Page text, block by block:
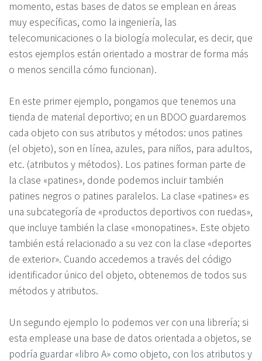
momento, estas bases de datos se emplean en áreas
muy específicas, como la ingeniería, las
telecomunicaciones o la biología molecular, es decir, que
estos ejemplos están orientado a mostrar de forma más
o menos sencilla cómo funcionan).
En este primer ejemplo, pongamos que tenemos una
tienda de material deportivo; en un BDOO guardaremos
cada objeto con sus atributos y métodos: unos patines
(el objeto), son en línea, azules, para niños, para adultos,
etc. (atributos y métodos). Los patines forman parte de
la clase «patines», donde podemos incluir también
patines negros o patines paralelos. La clase «patines» es
una subcategoría de «productos deportivos con ruedas»,
que incluye también la clase «monopatines». Este objeto
también está relacionado a su vez con la clase «deportes
de exterior». Cuando accedemos a través del código
identificador único del objeto, obtenemos de todos sus
métodos y atributos.
Un segundo ejemplo lo podemos ver con una librería; si
esta emplease una base de datos orientada a objetos, se
podría guardar «libro A» como objeto, con los atributos y